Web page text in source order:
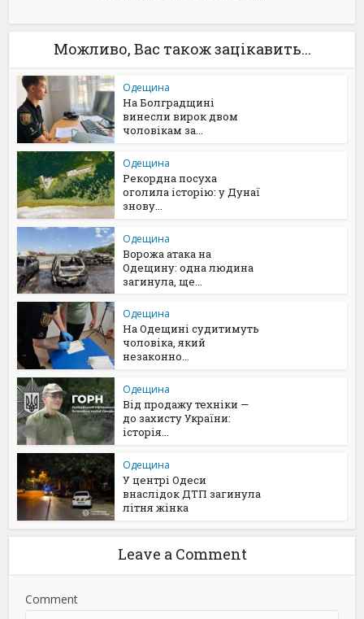
Можливо, Вас також зацікавить...
Одещина
На Болградщині
винесли вирок двом
чоловікам за...
Одещина
Рекордна посуха
оголила історію: у Дунаї
знову...
Одещина
Ворожа атака на
Одещину: одна людина
загинула, ще...
Одещина
На Одещині судитимуть
чоловіка, який
незаконно...
Одещина
Від продажу техніки —
до захисту України:
історія...
Одещина
У центрі Одеси
внаслідок ДТП загинула
літня жінка
Leave a Comment
Comment